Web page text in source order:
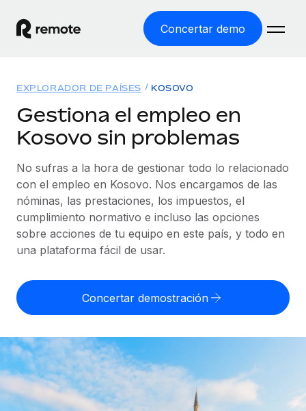
Concertar demo
EMPLEO GLOBAL
Nómina global
Gestiona las nóminas de forma sencilla y conforme a la
legalidad.
Employer of Record
Expándete en todo el mundo sin gastar en entidades.
cumpliendo la normativa.
Integra y gestiona a autónomos globalmente.
PEO
Externaliza tareas laborales complejas.
Soluciones
COBERTURA MUNDIAL
Explorador de países
Consulta el soporte del empleo global según el país.
Explorador estatal de EE. UU.
Simplifica la contratación en todos los estados de EE.
Comparador de Remote
Compáranos con otras empresas.
ETAPAS DE CRECIMIENTO
Startups
Soluciones ágiles de RR. HH. globales y nóminas para
Recursos
HERRAMIENTAS Y CALCULADORAS
Calculadora del riesgo de clasificación errónea
Consulta el riesgo de clasificación errónea por país.
cualquier país.
Descubre opciones de divisas y tiempos de pago para
autónomos globales.
Precios
English
Nederlands
Français
Deutsch
EXPLORADOR DE PAÍSES KOSOVO
Gestiona el empleo en
Kosovo sin problemas
No sufras a la hora de gestionar todo lo relacionado
con el empleo en Kosovo. Nos encargamos de las
nóminas, las prestaciones, los impuestos, el
cumplimiento normativo e incluso las opciones
sobre acciones de tu equipo en este país, y todo en
una plataforma fácil de usar.
Concertar demostración